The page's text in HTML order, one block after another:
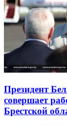
Президент
совершает
Брестской